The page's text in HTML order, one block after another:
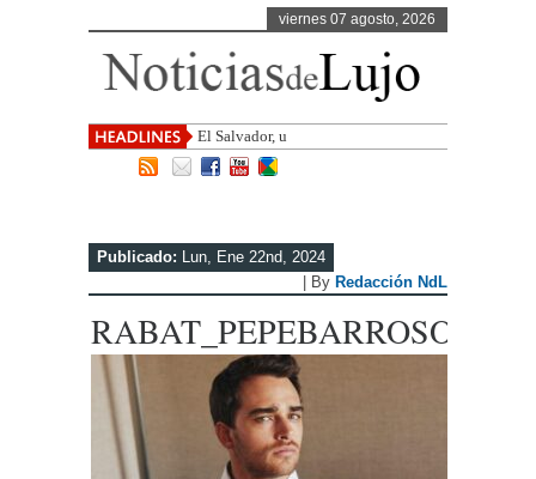
viernes 07 agosto, 2026
El Salvador, uno de los destinos con m
Publicado: Lun, Ene 22nd, 2024
| By Redacción NdL
RABAT_PEPEBARROSO_5b